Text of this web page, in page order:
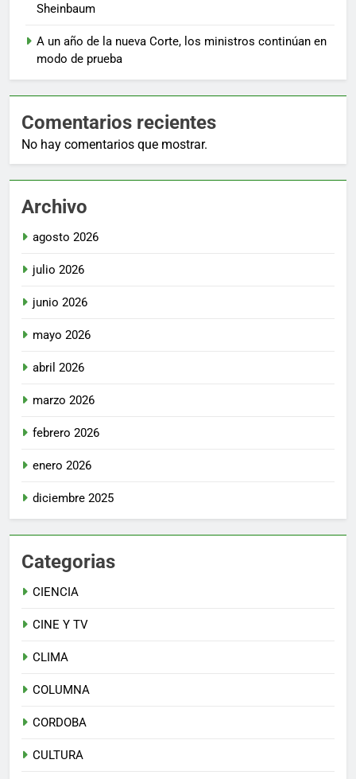
Sheinbaum
A un año de la nueva Corte, los ministros continúan en
modo de prueba
Comentarios recientes
No hay comentarios que mostrar.
Archivo
agosto 2026
julio 2026
junio 2026
mayo 2026
abril 2026
marzo 2026
febrero 2026
enero 2026
diciembre 2025
Categorias
CIENCIA
CINE Y TV
CLIMA
COLUMNA
CORDOBA
CULTURA